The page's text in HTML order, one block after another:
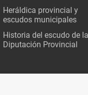
Heráldica provincial y
escudos municipales
Historia del escudo de la
Diputación Provincial